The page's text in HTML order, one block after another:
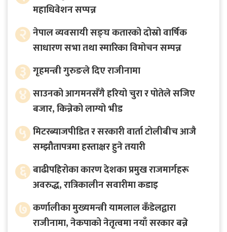
महाधिवेशन सप्पन्न
२ नेपाल व्यवसायी सङ्घ कतारको दोस्रो वार्षिक
साधारण सभा तथा स्मारिका विमोचन सम्पन्न
३ गृहमन्त्री गुरुङले दिए राजीनामा
४ साउनको आगमनसँगै हरियो चुरा र पोतेले सजिए
बजार, किन्नेको लाग्यो भीड
५ मिटरब्याजपीडित र सरकारी वार्ता टोलीबीच आजै
सम्झौतापत्रमा हस्ताक्षर हुने तयारी
६ बाढीपहिरोका कारण देशका प्रमुख राजमार्गहरू
अवरुद्ध, रात्रिकालीन सवारीमा कडाइ
७ कर्णालीका मुख्यमन्त्री यामलाल कँडेलद्वारा
राजीनामा, नेकपाको नेतृत्वमा नयाँ सरकार बन्ने